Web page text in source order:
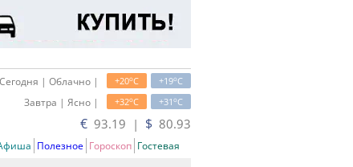
+19oC
+20oC
| Облачно |
+31oC
+32oC
Завтра | Ясно |
€ 93.19 | $ 80.93
Полезное Гороскоп Гостевая